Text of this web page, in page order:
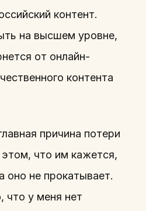
контент.
на высшем уровне,
от онлайн-
контента
причина потери
этом, что им кажется,
оно не прокатывает.
что у меня нет